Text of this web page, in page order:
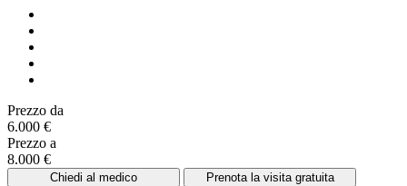
Prezzo da
6.000 €
Prezzo a
8.000 €
Chiedi al medico
Prenota la visita gratuita